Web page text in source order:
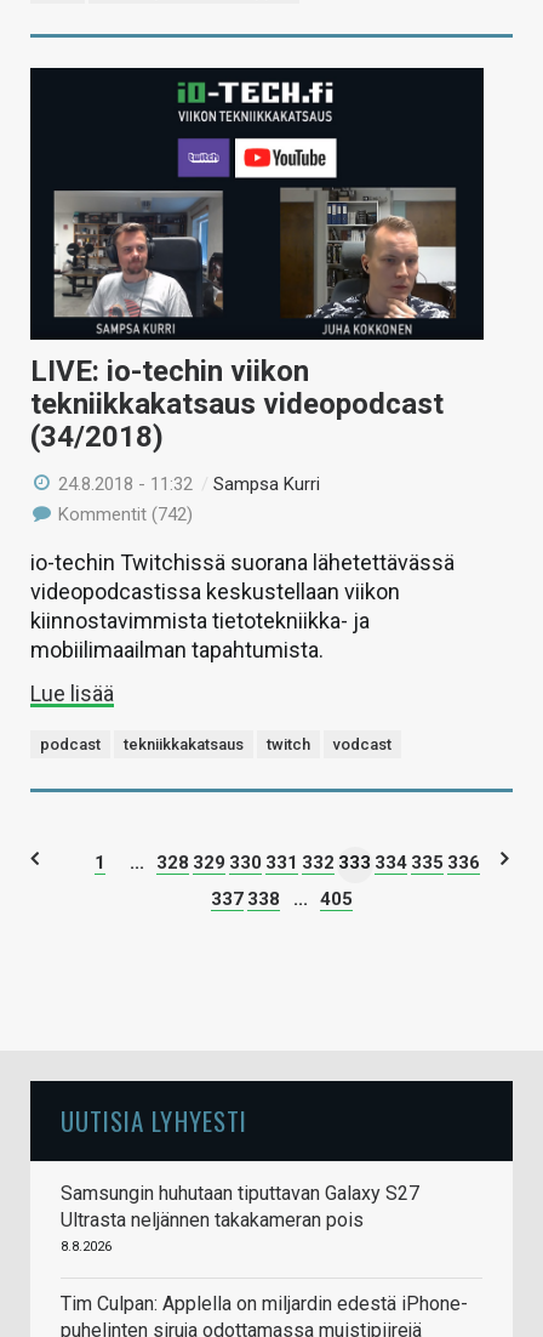
LIVE: io-techin viikon
tekniikkakatsaus videopodcast
(34/2018)
24.8.2018 - 11:32 /Sampsa Kurri
Kommentit (742)
io-techin Twitchissä suorana lähetettävässä
videopodcastissa keskustellaan viikon
kiinnostavimmista tietotekniikka- ja
mobiilimaailman tapahtumista.
Lue lisää
podcast tekniikkakatsaus twitch vodcast
1 ... 328 329 330 331 332 333 334 335 336
337 338 ... 405
UUTISIA LYHYESTI
Samsungin huhutaan tiputtavan Galaxy S27
Ultrasta neljännen takakameran pois
8.8.2026
Tim Culpan: Applella on miljardin edestä iPhone-
puhelinten siruja odottamassa muistipiirejä